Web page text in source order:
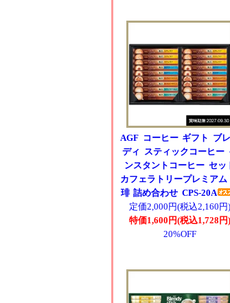
AGF コーヒー ギフト ブ
ディ スティックコーヒー
ンスタントコーヒー セッ
カフェラトリープレミアム
琲 詰め合わせ CPS-20A
定価2,000円(税込2,160円)
特価1,600円(税込1,728円)
20%OFF